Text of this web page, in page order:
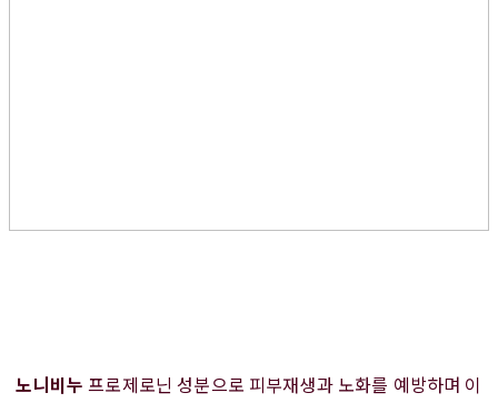
노니비누 프로제로닌 성분으로 피부재생과 노화를 예방하며 이